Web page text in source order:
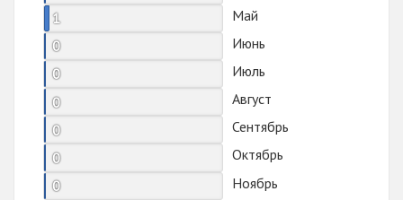
1
Май
0
Июнь
0
Июль
0
Август
0
Сентябрь
0
Октябрь
0
Ноябрь